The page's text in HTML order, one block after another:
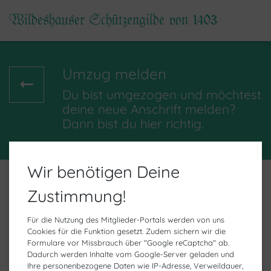
Wildeshauser Schützengilde von 1403
Umzug melden
Du bist umgezogen und möchtest
deine neue Anschrift melden?
Dann bist du hier richtig.
Für die Nutzung müssen Sie den Cookies
Analysenzustimmen.
Wir benötigen Deine
Zustimmung!
Für die Nutzung des Mitglieder-Portals werden von uns
Cookies für die Funktion gesetzt. Zudem sichern wir die
Formulare vor Missbrauch über "Google reCaptcha" ab.
Dadurch werden Inhalte vom Google-Server geladen und
Ihre personenbezogene Daten wie IP-Adresse, Verweildauer,